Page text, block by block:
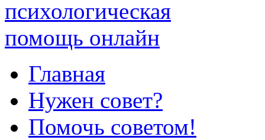
Главная
Нужен совет?
Помочь советом!